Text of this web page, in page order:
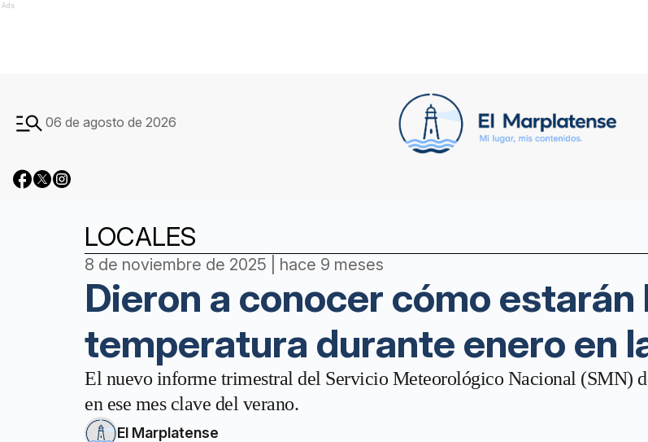
Ads
06 de agosto de 2026
LOCALES
8 de noviembre de 2025 | hace 9 meses
Dieron a conocer cómo estarán
temperatura durante enero en
El nuevo informe trimestral del Servicio Meteorológico Nacional (SMN)
en ese mes clave del verano.
El Marplatense